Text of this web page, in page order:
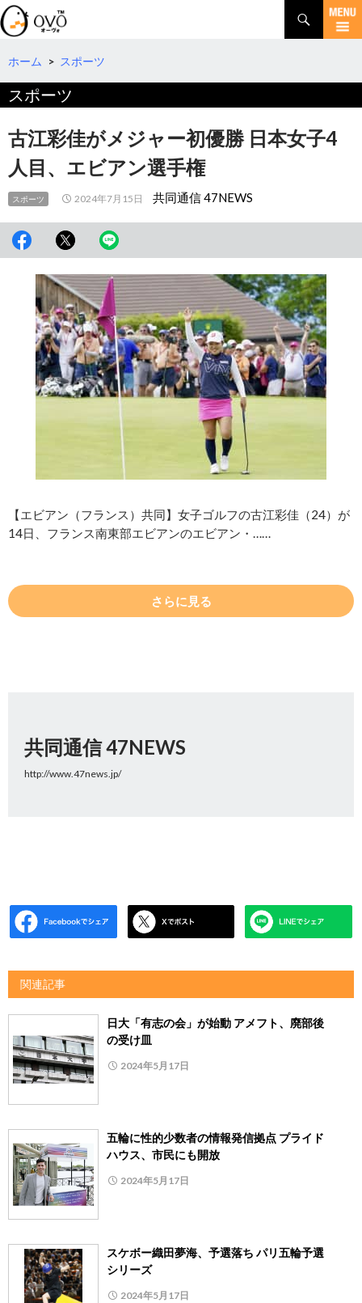
検
索
コ
テ
へ
ホーム > スポーツ
スポーツ
古江彩佳がメジャー初優勝 日本女子4
人目、エビアン選手権
スポーツ 2024年7月15日 共同通信 47NEWS
【エビアン（フランス）共同】女子ゴルフの古江彩佳（24）が
14日、フランス南東部エビアンのエビアン・……
さらに見る
共同通信 47NEWS
http://www.47news.jp/
関連記事
日大「有志の会」が始動 アメフト、廃部後
の受け皿
2024年5月17日
五輪に性的少数者の情報発信拠点 プライド
ハウス、市民にも開放
2024年5月17日
スケボー織田夢海、予選落ち パリ五輪予選
シリーズ
2024年5月17日